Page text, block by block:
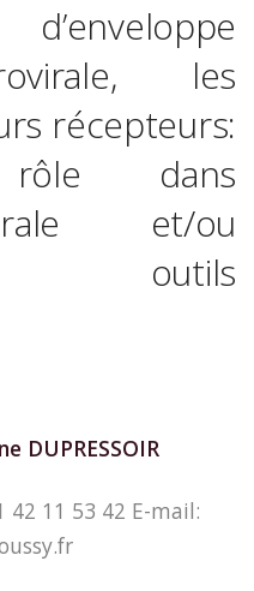
les
récepteurs:
rôle dans
et/ou
outils
DUPRESSOIR
42 11 53 42 E-mail: